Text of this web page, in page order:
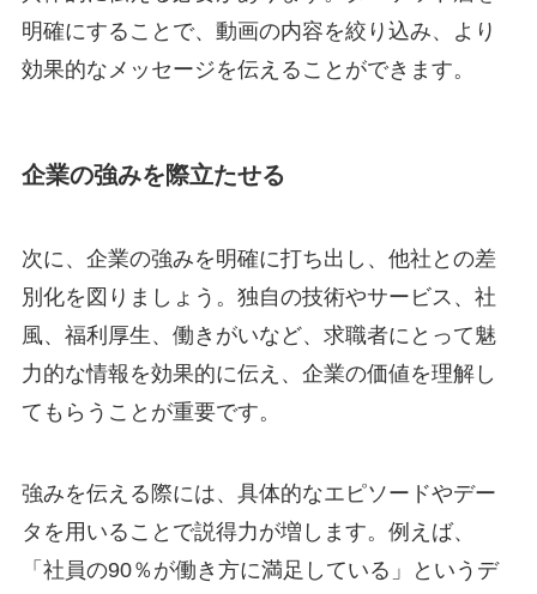
明確にすることで、動画の内容を絞り込み、より
効果的なメッセージを伝えることができます。
企業の強みを際立たせる
次に、企業の強みを明確に打ち出し、他社との差
別化を図りましょう。独自の技術やサービス、社
風、福利厚生、働きがいなど、求職者にとって魅
力的な情報を効果的に伝え、企業の価値を理解し
てもらうことが重要です。
強みを伝える際には、具体的なエピソードやデー
タを用いることで説得力が増します。例えば、
「社員の90％が働き方に満足している」というデ